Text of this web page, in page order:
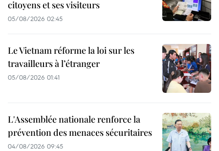
citoyens et ses visiteurs
05/08/2026 02:45
Le Vietnam réforme la loi sur les
travailleurs à l’étranger
05/08/2026 01:41
L'Assemblée nationale renforce la
prévention des menaces sécuritaires
04/08/2026 09:45